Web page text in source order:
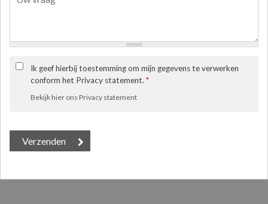
Ik geef hierbij toestemming om mijn gegevens te verwerken
conform het Privacy statement.*
Bekijk hier ons Privacy statement